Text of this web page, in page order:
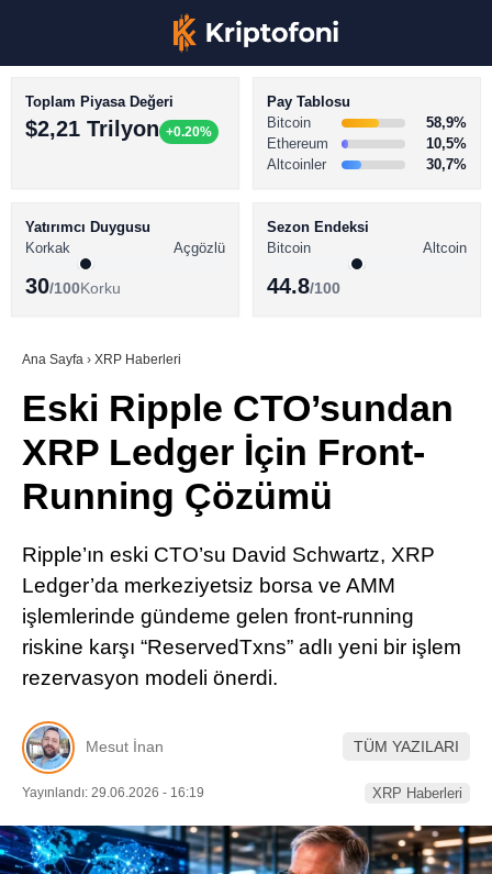
Youtube
TikTok
LinkedIn
Telegram
BİTCOİN HABERLERİ
ALTCOİN HABERLERİ
SÖZLÜK
Toplam Piyasa Değeri
$2,21 Trilyon +0.20%
Pay Tablosu
Bitcoin
58,9%
Ethereum
10,5%
Altcoinler
30,7%
Yatırımcı Duygusu
Korkak
Açgözlü
30/100Korku
Sezon Endeksi
Bitcoin
Altcoin
44.8/100
Ana Sayfa › XRP Haberleri
Eski Ripple CTO’sundan
XRP Ledger İçin Front-
Running Çözümü
Ripple’ın eski CTO’su David Schwartz, XRP
Ledger’da merkeziyetsiz borsa ve AMM
işlemlerinde gündeme gelen front-running
riskine karşı “ReservedTxns” adlı yeni bir işlem
rezervasyon modeli önerdi.
Mesut İnan TÜM YAZILARI
Yayınlandı: 29.06.2026 - 16:19 XRP Haberleri